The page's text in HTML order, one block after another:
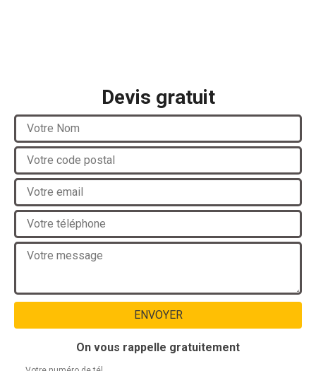
Devis gratuit
On vous rappelle gratuitement